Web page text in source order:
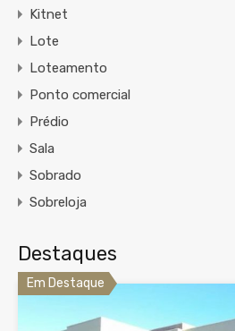
Kitnet
Lote
Loteamento
Ponto comercial
Prédio
Sala
Sobrado
Sobreloja
Destaques
Em Destaque